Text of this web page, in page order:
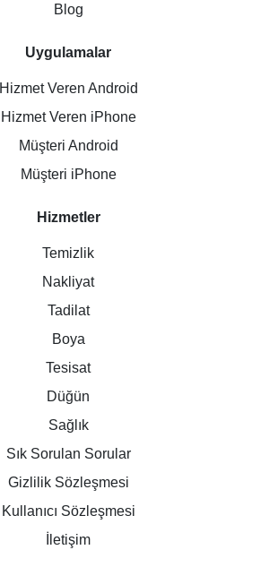
Blog
Uygulamalar
Hizmet Veren Android
Hizmet Veren iPhone
Müşteri Android
Müşteri iPhone
Hizmetler
Temizlik
Nakliyat
Tadilat
Boya
Tesisat
Düğün
Sağlık
Sık Sorulan Sorular
Gizlilik Sözleşmesi
Kullanıcı Sözleşmesi
İletişim